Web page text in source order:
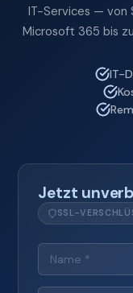
IT-Services — von
Microsoft 365 bis
IT-
Jetzt
SSL-